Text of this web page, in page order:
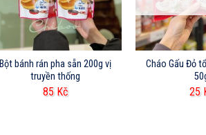
Bột bánh rán pha sẵn 200g vị
truyền thống
85 Kč
Cháo Gấu Đỏ
25